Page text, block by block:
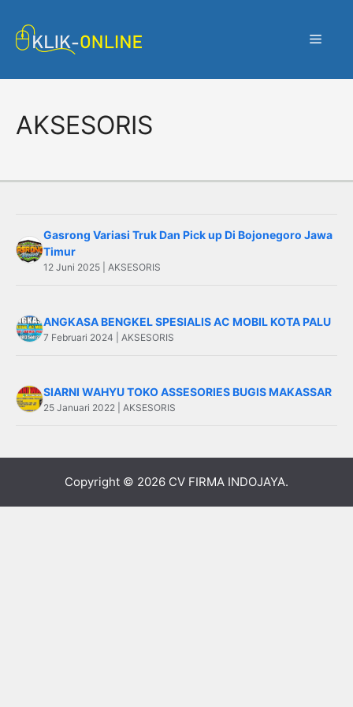
Menu
AKSESORIS
Gasrong Variasi Truk Dan Pick up Di Bojonegoro Jawa
Timur
12 Juni 2025 | AKSESORIS
ANGKASA BENGKEL SPESIALIS AC MOBIL KOTA PALU
7 Februari 2024 | AKSESORIS
SIARNI WAHYU TOKO ASSESORIES BUGIS MAKASSAR
25 Januari 2022 | AKSESORIS
Copyright © 2026 CV FIRMA INDOJAYA.